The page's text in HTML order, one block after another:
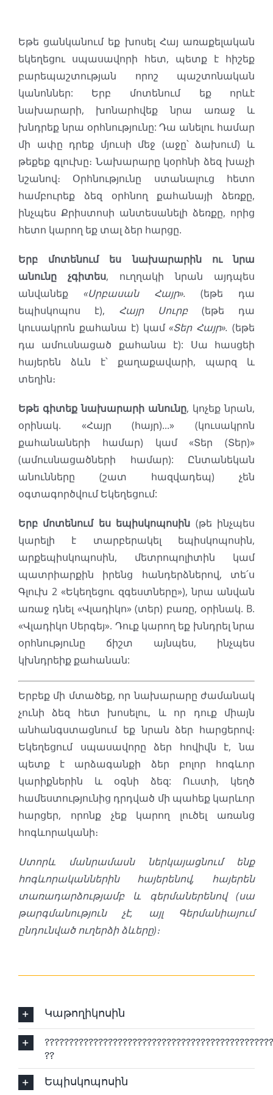
Եթե ցանկանում եք խոսել Հայ առաքելական
եկեղեցու սպասավորի հետ, պետք է հիշեք
բարեպաշտության որոշ պաշտոնական
կանոններ: Երբ մոտենում եք որևէ
նախարարի, խոնարհվեք նրա առաջ և
խնդրեք նրա օրհնությունը: Դա անելու համար
մի ափը դրեք մյուսի մեջ (աջը՝ ձախում) և
թեքեք գլուխը։ Նախարարը կօրհնի ձեզ խաչի
նշանով։ Օրհնությունը ստանալուց հետո
համբուրեք ձեզ օրհնող քահանայի ձեռքը,
ինչպես Քրիստոսի անտեսանելի ձեռքը, որից
հետո կարող եք տալ ձեր հարցը.
Երբ մոտենում ես նախարարին ու նրա
անունը չգիտես, ուղղակի նրան այդպես
անվանեք «Սրբասան Հայր». (եթե դա
եպիսկոպոս է), Հայր Սուրբ(եթե դա
կուսակրոն քահանա է) կամ«Տեր Հայր». (եթե
դա ամուսնացած քահանա է): Սա հասցեի
հայերեն ձևն է՝ քաղաքավարի, պարզ և
տեղին։
Եթե գիտեք նախարարի անունը, կոչեք նրան,
օրինակ. «Հայր (հայր)...» (կուսակրոն
քահանաների համար) կամ «Տեր (Տեր)»
(ամուսնացածների համար): Ընտանեկան
անունները (շատ հազվադեպ) չեն
օգտագործվում Եկեղեցում:
Երբ մոտենում ես եպիսկոպոսին (թե ինչպես
կարելի է տարբերակել եպիսկոպոսին,
արքեպիսկոպոսին, մետրոպոլիտին կամ
պատրիարքին իրենց հանդերձներով, տե՛ս
Գլուխ 2 «Եկեղեցու զգեստները»), նրա անվան
առաջ դնել «Վլադիկո» (տեր) բառը, օրինակ. B.
«Վլադիկո Սերգեյ». Դուք կարող եք խնդրել նրա
օրհնությունը ճիշտ այնպես, ինչպես
կխնդրեիք քահանան:
Երբեք մի մտածեք, որ նախարարը ժամանակ
չունի ձեզ հետ խոսելու, և որ դուք միայն
անհանգստացնում եք նրան ձեր հարցերով։
Եկեղեցում սպասավորը ձեր հովիվն է, նա
պետք է արձագանքի ձեր բոլոր հոգևոր
կարիքներին և օգնի ձեզ: Ուստի, կեղծ
համեստությունից դրդված մի պահեք կարևոր
հարցեր, որոնք չեք կարող լուծել առանց
հոգևորականի։
Ստորև մանրամասն ներկայացնում ենք
հոգևորականներին հայերենով, հայերեն
տառադարձությամբ և գերմաներենով (սա
թարգմանություն չէ, այլ Գերմանիայում
ընդունված ուղերձի ձևերը)։
Կաթողիկոսին
??
Եպիսկոպոսին